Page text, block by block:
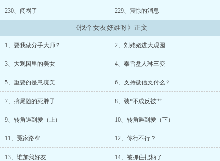
230、闯祸了 229、震惊的消息
《找个女友好难呀》正文
1、要我做分手大师？ 2、刘姥姥进大观园
3、大观园里的美女 4、奉旨盘人琳三变
5、重要的是意境美 6、支持微信支付么？
7、搞尾随的死胖子 8、装*不成反被艹
9、转角遇到爱（上） 10、转角遇到爱（下）
11、冤家路窄 12、你行不行？
13、谁加我好友 14、被抓住把柄了